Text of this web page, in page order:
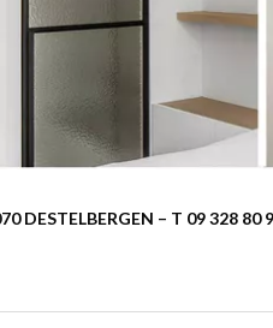
DESTELBERGEN – T 09 328 80